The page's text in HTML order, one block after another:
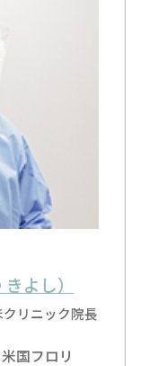
よし）
リニック院長
国フロリ